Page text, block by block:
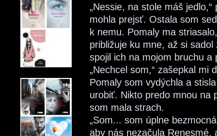
„Nessie, na stole máš
mohla prejsť. Ostala som
k nemu. Pomaly ma
približuje ku mne, až si
spojil ich na mojom bruchu
„Nechcel som,“ zašepkal mi
Pomaly som vydýchla a
urobiť. Nikto predo mnou na
som mala strach.
„Som... som úplne
aby nás nezačula Renesmé,